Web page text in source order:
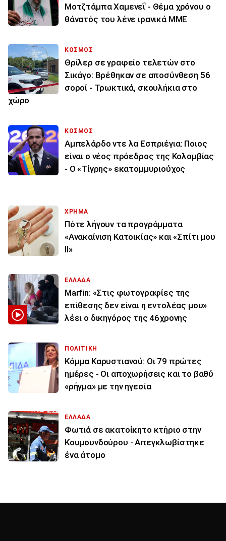
Μοτζτάμπα Χαμενεΐ - Θέμα χρόνου ο
θάνατός του λένε ιρανικά ΜΜΕ
ΚΟΣΜΟΣ
Θρίλερ σε γραφείο τελετών στο
Σικάγο: Βρέθηκαν σε αποσύνθεση 56
σοροί - Τρωκτικά, σκουλήκια στο
χώρο
ΚΟΣΜΟΣ
Αμπελάρδο ντε λα Εσπριέγια: Ποιος
είναι ο νέος πρόεδρος της Κολομβίας
- Ο «Τίγρης» εκατομμυριούχος
ΧΡΗΜΑ
Πότε λήγουν τα προγράμματα
«Ανακαίνιση Κατοικίας» και «Σπίτι μου
ΙΙ»
ΕΛΛΑΔΑ
Marfin: «Στις φωτογραφίες της
επίθεσης δεν είναι η εντολέας μου»
λέει ο δικηγόρος της 46χρονης
ΠΟΛΙΤΙΚΗ
Κόμμα Καρυστιανού: Οι 79 πρώτες
ημέρες - Οι αποχωρήσεις και το βαθύ
«ρήγμα» με την ηγεσία
ΕΛΛΑΔΑ
Φωτιά σε ακατοίκητο κτήριο στην
Κουμουνδούρου - Απεγκλωβίστηκε
ένα άτομο